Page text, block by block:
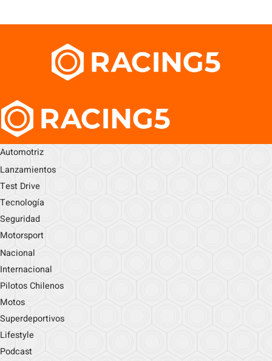
Automotriz
Lanzamientos
Test Drive
Tecnología
Seguridad
Motorsport
Nacional
Internacional
Pilotos Chilenos
Motos
Superdeportivos
Lifestyle
Podcast